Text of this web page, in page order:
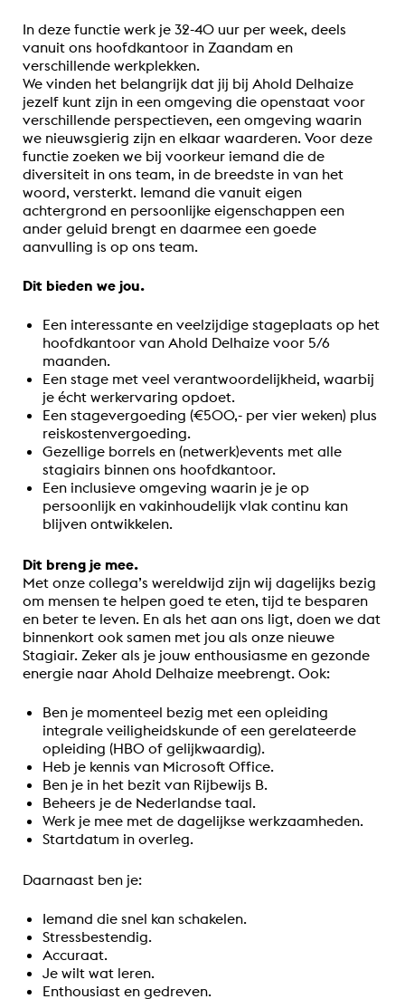
In deze functie werk je 32-40 uur per week, deels
vanuit ons hoofdkantoor in Zaandam en
verschillende werkplekken.
We vinden het belangrijk dat jij bij Ahold Delhaize
jezelf kunt zijn in een omgeving die openstaat voor
verschillende perspectieven, een omgeving waarin
we nieuwsgierig zijn en elkaar waarderen. Voor deze
functie zoeken we bij voorkeur iemand die de
diversiteit in ons team, in de breedste in van het
woord, versterkt. Iemand die vanuit eigen
achtergrond en persoonlijke eigenschappen een
ander geluid brengt en daarmee een goede
aanvulling is op ons team.
Dit bieden we jou.
Een interessante en veelzijdige stageplaats op het
hoofdkantoor van Ahold Delhaize voor 5/6
maanden.
Een stage met veel verantwoordelijkheid, waarbij
je écht werkervaring opdoet.
Een stagevergoeding (€500,- per vier weken) plus
reiskostenvergoeding.
Gezellige borrels en (netwerk)events met alle
stagiairs binnen ons hoofdkantoor.
Een inclusieve omgeving waarin je je op
persoonlijk en vakinhoudelijk vlak continu kan
blijven ontwikkelen.
Dit breng je mee.
Met onze collega’s wereldwijd zijn wij dagelijks bezig
om mensen te helpen goed te eten, tijd te besparen
en beter te leven. En als het aan ons ligt, doen we dat
binnenkort ook samen met jou als onze nieuwe
Stagiair. Zeker als je jouw enthousiasme en gezonde
energie naar Ahold Delhaize meebrengt. Ook:
Ben je momenteel bezig met een opleiding
integrale veiligheidskunde of een gerelateerde
opleiding (HBO of gelijkwaardig).
Heb je kennis van Microsoft Office.
Ben je in het bezit van Rijbewijs B.
Beheers je de Nederlandse taal.
Werk je mee met de dagelijkse werkzaamheden.
Startdatum in overleg.
Daarnaast ben je:
Iemand die snel kan schakelen.
Stressbestendig.
Accuraat.
Je wilt wat leren.
Enthousiast en gedreven.